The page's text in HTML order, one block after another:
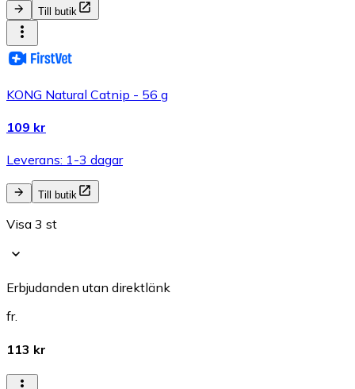
Till butik
KONG Natural Catnip - 56 g
109 kr
Leverans: 1-3 dagar
Till butik
Visa 3 st
Erbjudanden utan direktlänk
fr.
113 kr